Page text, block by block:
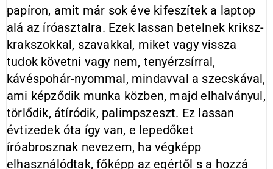
papíron, amit már sok éve kifeszítek a laptop
alá az íróasztalra. Ezek lassan betelnek kriksz-
krakszokkal, szavakkal, miket vagy vissza
tudok követni vagy nem, tenyérzsírral,
kávéspohár-nyommal, mindavval a szecskával,
ami képződik munka közben, majd elhalványul,
törlődik, átíródik, palimpszeszt. Ez lassan
évtizedek óta így van, e lepedőket
íróabrosznak nevezem, ha végképp
elhasználódtak, főképp az egértől s a hozzá